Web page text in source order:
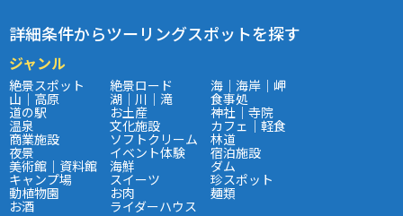
詳細条件からツーリングスポットを探す
ジャンル
絶景スポット 絶景ロード 海｜海岸｜岬
山｜高原 湖｜川｜滝 食事処
道の駅 お土産 神社｜寺院
温泉 文化施設 カフェ｜軽食
商業施設 ソフトクリーム 林道
夜景 イベント体験 宿泊施設
美術館｜資料館 海鮮 ダム
キャンプ場 スイーツ 珍スポット
動植物園 お肉 麺類
お酒 ライダーハウス